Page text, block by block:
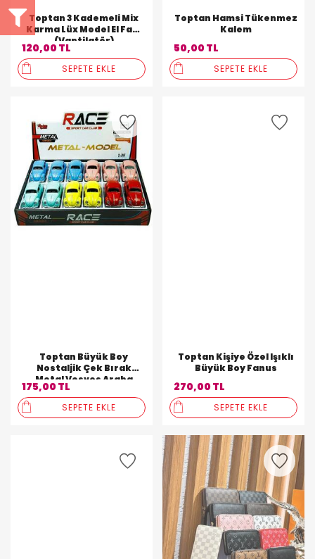
Toptan 3 Kademeli Mix
Karma Lüx Model El Fanı
(Vantilatör)
120,00 TL
SEPETE EKLE
Toptan Hamsi Tükenmez
Kalem
50,00 TL
SEPETE EKLE
Toptan Büyük Boy
Nostaljik Çek Bırak
Metal Vosvos Araba
175,00 TL
SEPETE EKLE
Toptan Kişiye Özel Işıklı
Büyük Boy Fanus
270,00 TL
SEPETE EKLE